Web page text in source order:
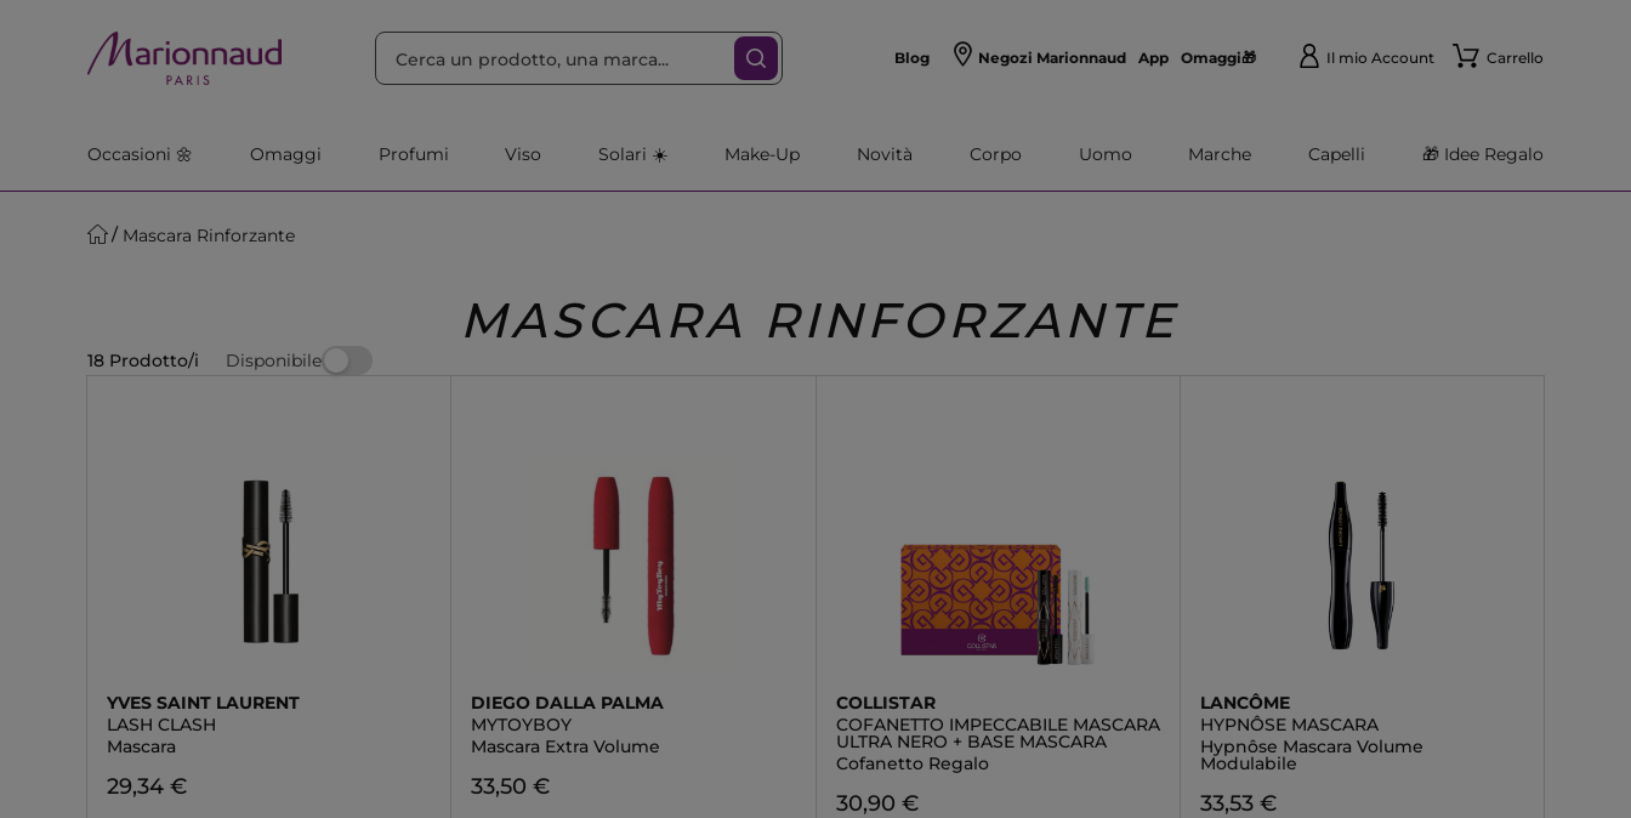
Blog Negozi Marionnaud App Omaggi🎁 Il mio Account Carrello
Occasioni 🌼 Omaggi Profumi Viso Solari ☀️ Make-Up Novità Corpo Uomo Marche Capelli 🎁 Idee Regalo
Mascara Rinforzante
MASCARA RINFORZANTE
18 Prodotto/i Disponibile
YVES SAINT LAURENT
LASH CLASH
Mascara
29,34 €
DIEGO DALLA PALMA
MYTOYBOY
Mascara Extra Volume
33,50 €
COLLISTAR
COFANETTO IMPECCABILE MASCARA
ULTRA NERO + BASE MASCARA
Cofanetto Regalo
30,90 €
LANCÔME
HYPNÔSE MASCARA
Hypnôse Mascara Volume
Modulabile
33,53 €